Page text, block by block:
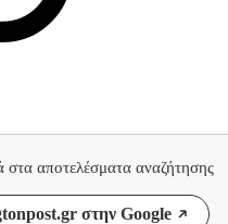
στα αποτελέσματα αναζήτησης
στην Google